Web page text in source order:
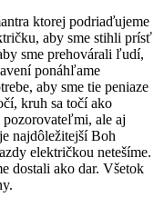
ktorej podriaďujeme
aby sme stihli prísť
sme prehovárali ľudí,
ponáhľame
aby sme tie peniaze
kruh sa točí ako
ale aj
najdôležitejší Boh
električkou netešíme.
dostali ako dar. Všetok